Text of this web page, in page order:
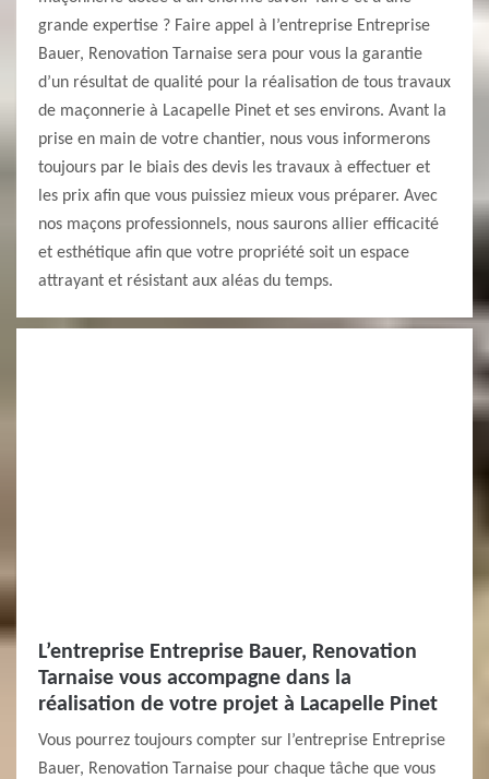
grande expertise ? Faire appel à l’entreprise Entreprise
Bauer, Renovation Tarnaise sera pour vous la garantie
d’un résultat de qualité pour la réalisation de tous travaux
de maçonnerie à Lacapelle Pinet et ses environs. Avant la
prise en main de votre chantier, nous vous informerons
toujours par le biais des devis les travaux à effectuer et
les prix afin que vous puissiez mieux vous préparer. Avec
nos maçons professionnels, nous saurons allier efficacité
et esthétique afin que votre propriété soit un espace
attrayant et résistant aux aléas du temps.
L’entreprise Entreprise Bauer, Renovation
Tarnaise vous accompagne dans la
réalisation de votre projet à Lacapelle Pinet
Vous pourrez toujours compter sur l’entreprise Entreprise
Bauer, Renovation Tarnaise pour chaque tâche que vous